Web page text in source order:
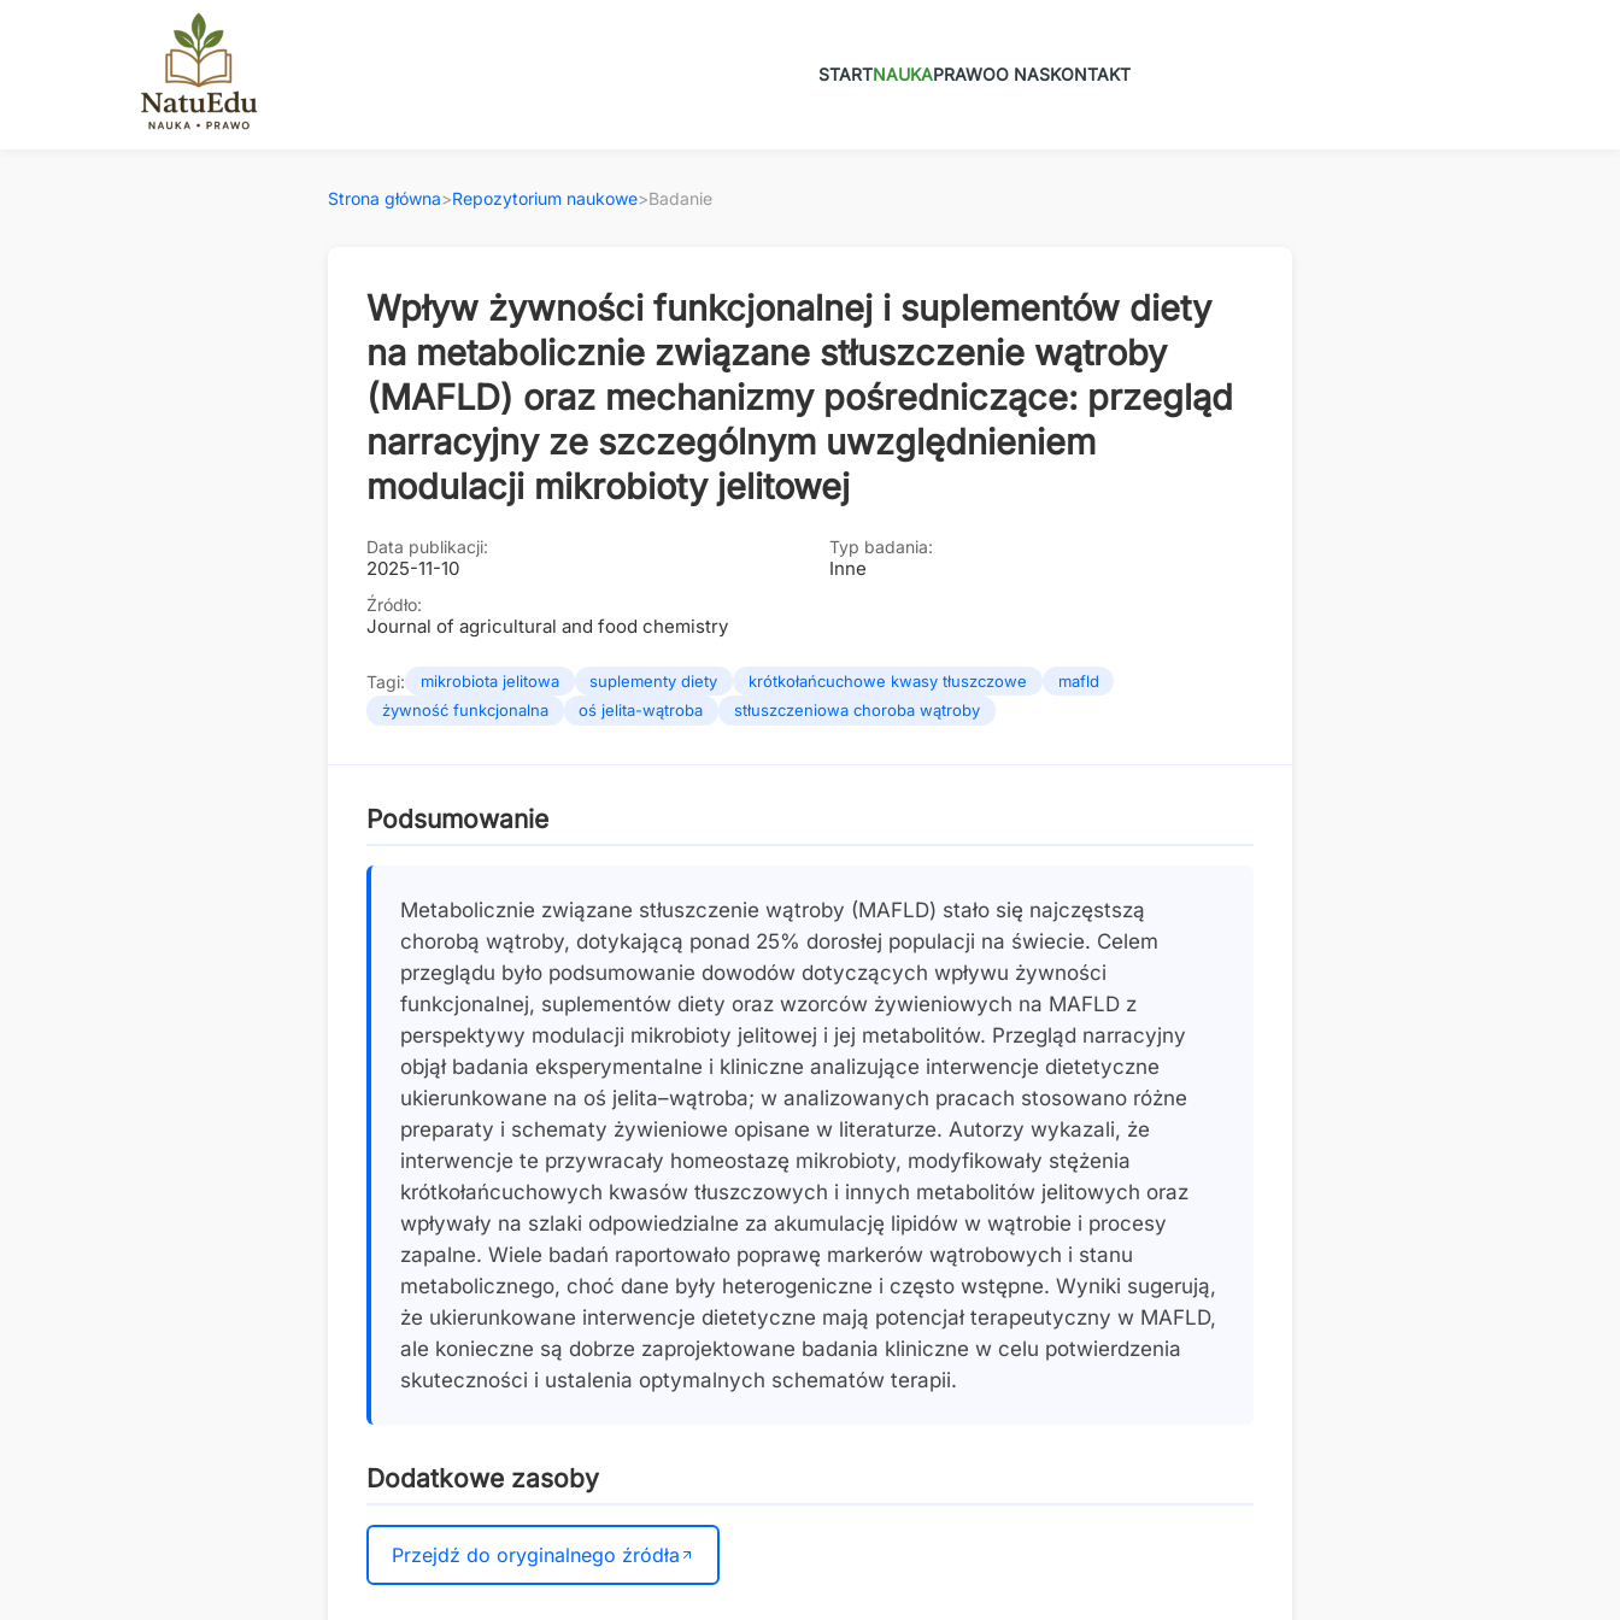
STARTNAUKAPRAWOO NASKONTAKT
Strona główna>Repozytorium naukowe>Badanie
Wpływ żywności funkcjonalnej i suplementów diety
na metabolicznie związane stłuszczenie wątroby
(MAFLD) oraz mechanizmy pośredniczące: przegląd
narracyjny ze szczególnym uwzględnieniem
modulacji mikrobioty jelitowej
Data publikacji:
2025-11-10
Typ badania:
Inne
Źródło:
Journal of agricultural and food chemistry
Tagi: mikrobiota jelitowa suplementy diety krótkołańcuchowe kwasy tłuszczowe
mafld
żywność funkcjonalna
oś jelita-wątroba stłuszczeniowa choroba wątroby
Podsumowanie
Metabolicznie związane stłuszczenie wątroby (MAFLD) stało się najczęstszą
chorobą wątroby, dotykającą ponad 25% dorosłej populacji na świecie. Celem
przeglądu było podsumowanie dowodów dotyczących wpływu żywności
funkcjonalnej, suplementów diety oraz wzorców żywieniowych na MAFLD z
perspektywy modulacji mikrobioty jelitowej i jej metabolitów. Przegląd narracyjny
objął badania eksperymentalne i kliniczne analizujące interwencje dietetyczne
ukierunkowane na oś jelita–wątroba; w analizowanych pracach stosowano różne
preparaty i schematy żywieniowe opisane w literaturze. Autorzy wykazali, że
interwencje te przywracały homeostazę mikrobioty, modyfikowały stężenia
krótkołańcuchowych kwasów tłuszczowych i innych metabolitów jelitowych oraz
wpływały na szlaki odpowiedzialne za akumulację lipidów w wątrobie i procesy
zapalne. Wiele badań raportowało poprawę markerów wątrobowych i stanu
metabolicznego, choć dane były heterogeniczne i często wstępne. Wyniki sugerują,
że ukierunkowane interwencje dietetyczne mają potencjał terapeutyczny w MAFLD,
ale konieczne są dobrze zaprojektowane badania kliniczne w celu potwierdzenia
skuteczności i ustalenia optymalnych schematów terapii.
Dodatkowe zasoby
Przejdź do oryginalnego źródła